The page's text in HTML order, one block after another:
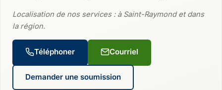
Localisation de nos services : à Saint-Raymond et dans
la région.
Téléphoner Courriel
Demander une soumission